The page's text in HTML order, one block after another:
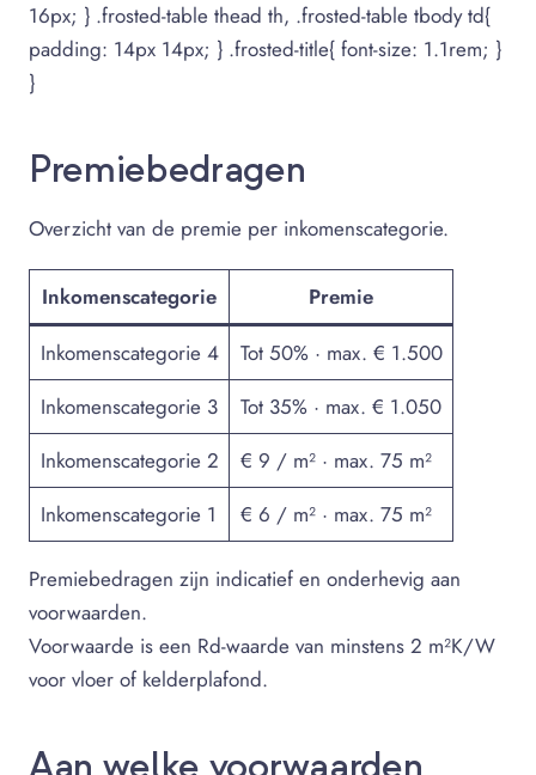
16px; } .frosted-table thead th, .frosted-table tbody td{
padding: 14px 14px; } .frosted-title{ font-size: 1.1rem; }
}
Premiebedragen
Overzicht van de premie per inkomenscategorie.
Inkomenscategorie
Premie
Inkomenscategorie 4
Tot 50% · max. € 1.500
Inkomenscategorie 3
Tot 35% · max. € 1.050
Inkomenscategorie 2
€ 9 / m² · max. 75 m²
Inkomenscategorie 1
€ 6 / m² · max. 75 m²
Premiebedragen zijn indicatief en onderhevig aan
voorwaarden.
Voorwaarde is een Rd-waarde van minstens 2 m²K/W
voor vloer of kelderplafond.